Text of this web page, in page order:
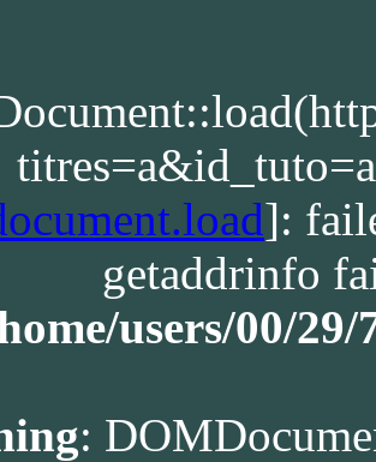
]:
getaddrinfo
users/00/
: